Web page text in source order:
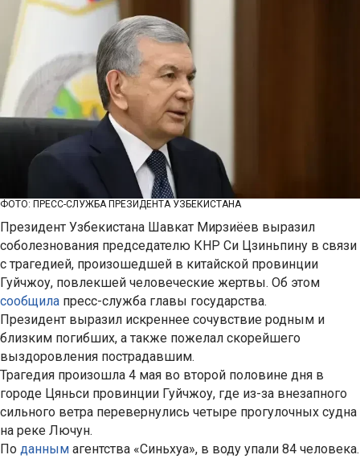
ФОТО: ПРЕСС-СЛУЖБА ПРЕЗИДЕНТА УЗБЕКИСТАНА
Президент Узбекистана Шавкат Мирзиёев выразил
соболезнования председателю КНР Си Цзиньпину в связи
с трагедией, произошедшей в китайской провинции
Гуйчжоу, повлекшей человеческие жертвы. Об этом
сообщила пресс-служба главы государства.
Президент выразил искреннее сочувствие родным и
близким погибших, а также пожелал скорейшего
выздоровления пострадавшим.
Трагедия произошла 4 мая во второй половине дня в
городе Цяньси провинции Гуйчжоу, где из-за внезапного
сильного ветра перевернулись четыре прогулочных судна
на реке Лючун.
По данным агентства «Синьхуа», в воду упали 84 человека.